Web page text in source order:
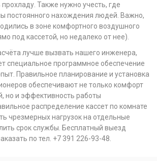
Также нужно учесть, где
постоянного нахождения людей. Важно,
в зоне комфортного воздушного
под кассетой, но недалеко от нее).
лучше вызвать нашего инженера,
специальное программное обеспечение
Правильное планирование и установка
обеспечивают не только комфорт
но и эффективность работы
распределение кассет по комнате
чрезмерных нагрузок на отдельные
срок службы. Бесплатный выезд
по тел. +7 391 226-93-48.